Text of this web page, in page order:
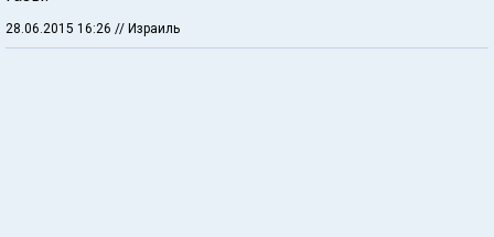
28.06.2015 16:26 // Израиль